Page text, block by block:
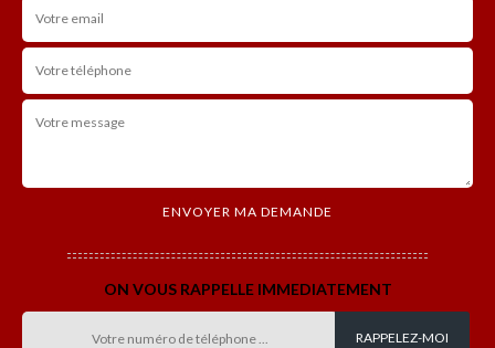
ON VOUS RAPPELLE IMMEDIATEMENT